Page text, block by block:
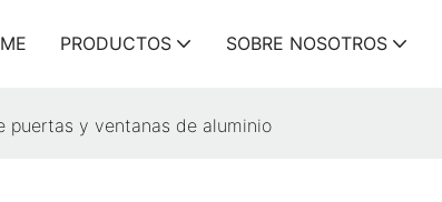
PRODUCTOS SOBRE NOSOTROS
puertas y ventanas de aluminio